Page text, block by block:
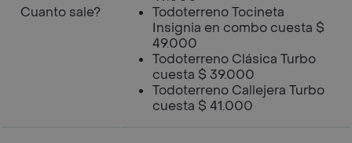
Cuanto sale?
Todoterreno Tocineta
Insignia en combo cuesta $
49.000
Todoterreno Clásica Turbo
cuesta $ 39.000
Todoterreno Callejera Turbo
cuesta $ 41.000